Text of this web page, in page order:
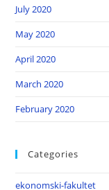
July 2020
May 2020
April 2020
March 2020
February 2020
Categories
ekonomski-fakultet